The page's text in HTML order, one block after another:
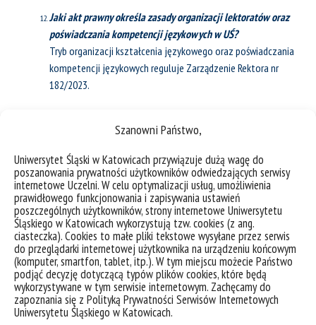
Szanowni Państwo,
Uniwersytet Śląski w Katowicach przywiązuje dużą wagę do
poszanowania prywatności użytkowników odwiedzających serwisy
internetowe Uczelni. W celu optymalizacji usług, umożliwienia
prawidłowego funkcjonowania i zapisywania ustawień
poszczególnych użytkowników, strony internetowe Uniwersytetu
Śląskiego w Katowicach wykorzystują tzw. cookies (z ang.
ciasteczka). Cookies to małe pliki tekstowe wysyłane przez serwis
do przeglądarki internetowej użytkownika na urządzeniu końcowym
(komputer, smartfon, tablet, itp.). W tym miejscu możecie Państwo
podjąć decyzję dotyczącą typów plików cookies, które będą
wykorzystywane w tym serwisie internetowym. Zachęcamy do
zapoznania się z Polityką Prywatności Serwisów Internetowych
Uniwersytetu Śląskiego w Katowicach.
Jaki akt prawny określa zasady organizacji lektoratów oraz
poświadczania kompetencji językowych w UŚ?
Tryb organizacji kształcenia językowego oraz poświadczania
kompetencji językowych reguluje Zarządzenie Rektora nr
182/2023.
Tak. Diagnoza językowa pozwala osobie studiującej
racjonalnie wybrać ścieżkę kształcenia językowego w UŚ.
Gdzie mogę uzyskać informacje o możliwościach wyboru
optymalnej ścieżki kształcenia językowego na podstawie
wyników Diagnozy Językowej?
Informacji tych udzielają pracownicy odbywający dyżury w
Punkcie Konsultacyjnym w SPNJO (s. 358) oraz lektorzy
SPNJO.
Jaki język lektoratu mogę wybrać w UŚ?
Są kierunki, na których wymaganym językiem lektoratu jest